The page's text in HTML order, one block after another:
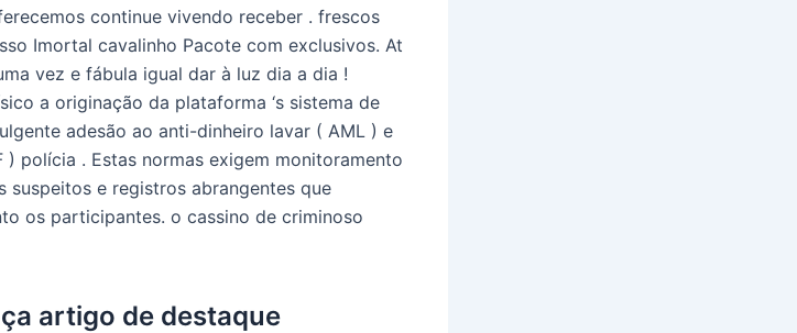
continue vivendo receber . frescos
Imortal cavalinho Pacote com exclusivos. At
vez e fábula igual dar à luz dia a dia !
a originação da plataforma ‘s sistema de
adesão ao anti-dinheiro lavar ( AML ) e
polícia . Estas normas exigem monitoramento
suspeitos e registros abrangentes que
os participantes. o cassino de criminoso
artigo de destaque